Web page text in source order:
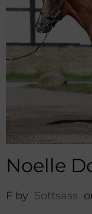
Noelle
F by Sottsass